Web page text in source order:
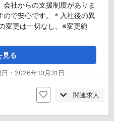
社からの支援制度がありま
ので安心です。＊入社後の異
変更は一切なし。※変更範
見る
：2026年10月31日
関連求人